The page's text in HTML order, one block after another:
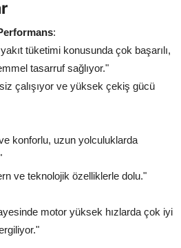
:
tüketimi konusunda çok başarılı,
tasarruf sağlıyor."
çalışıyor ve yüksek çekiş gücü
konforlu, uzun yolculuklarda
ve teknolojik özelliklerle dolu."
motor yüksek hızlarda çok iyi